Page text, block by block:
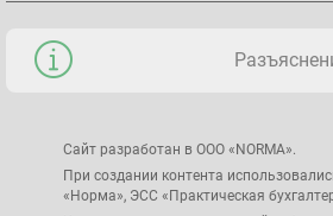
Сайт разработан в ООО «NORMA».
При создании контента
«Норма», ЭСС «Практическая